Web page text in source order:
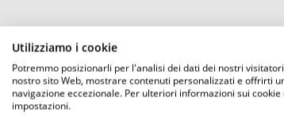
Utilizziamo i cookie
Potremmo posizionarli per l'analisi dei dati dei nostri
nostro sito Web, mostrare contenuti personalizzati e offrirti
navigazione eccezionale. Per ulteriori informazioni sui
impostazioni.